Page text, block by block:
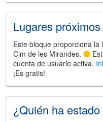
©
JS
©
©
Lugares próximos
Este bloque proporciona
Cim de les Mirandes.
cuenta de usuario activa.
¡Es gratis!
¿Quién ha